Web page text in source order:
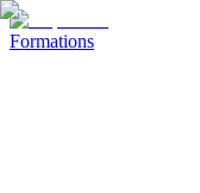
Formations